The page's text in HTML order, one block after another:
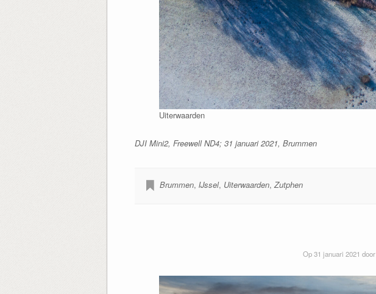
Uiterwaarden
DJI Mini2, Freewell ND4; 31 januari 2021, Brummen
Brummen, IJssel, Uiterwaarden, Zutphen
Op 31 januari 2021 door